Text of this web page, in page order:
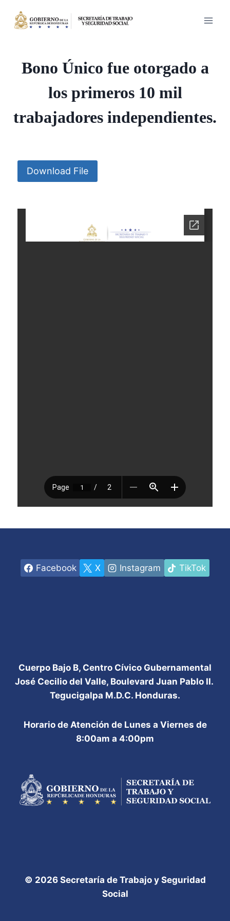
Bono Único fue otorgado a
los primeros 10 mil
trabajadores independientes.
Download File
Facebook X Instagram TikTok
Cuerpo Bajo B, Centro Cívico Gubernamental
José Cecilio del Valle, Boulevard Juan Pablo II.
Tegucigalpa M.D.C. Honduras.
Horario de Atención de Lunes a Viernes de
8:00am a 4:00pm
© 2026 Secretaría de Trabajo y Seguridad
Social